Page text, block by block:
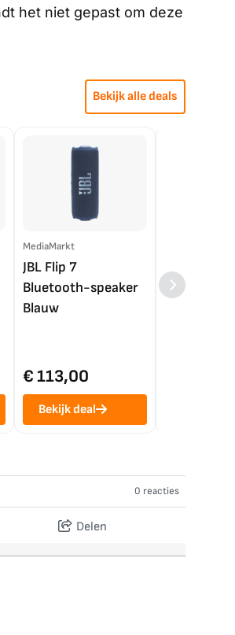
het niet gepast om deze
Bekijk alle deals
MediaMarkt
JBL Flip 7
Bluetooth-speaker
Blauw
€ 113,00
Bekijk deal
4K TV (2025)
0 reacties
Delen